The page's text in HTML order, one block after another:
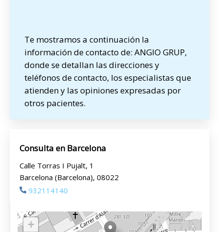
Te mostramos a continuación la
información de contacto de: ANGIO GRUP,
donde se detallan las direcciones y
teléfonos de contacto, los especialistas que
atienden y las opiniones expresadas por
otros pacientes.
Consulta en Barcelona
Calle Torras I Pujalt, 1
Barcelona (Barcelona), 08022
932114140
+